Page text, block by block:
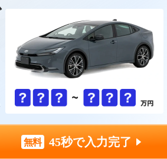
45秒で入力完了